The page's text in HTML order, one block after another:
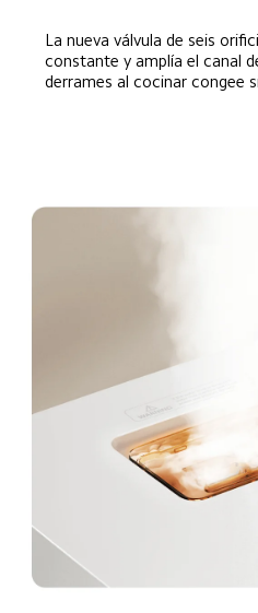
La nueva válvula de seis
constante y amplía el canal
derrames al cocinar congee